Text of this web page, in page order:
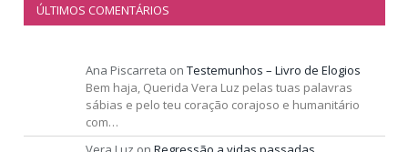
ÚLTIMOS COMENTÁRIOS
Ana Piscarreta on Testemunhos – Livro de Elogios
Bem haja, Querida Vera Luz pelas tuas palavras
sábias e pelo teu coração corajoso e humanitário
com…